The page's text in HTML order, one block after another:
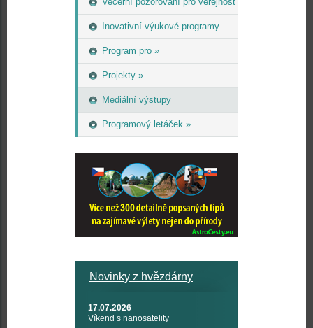
Inovativní výukové programy
Program pro »
Projekty »
Mediální výstupy
Programový letáček »
Novinky z hvězdárny
17.07.2026
Víkend s nanosatelity